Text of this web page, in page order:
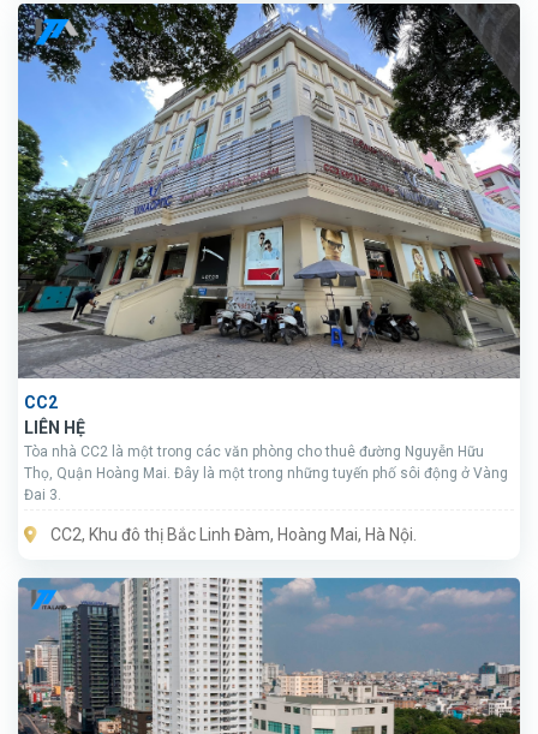
CC2
LIÊN HỆ
Tòa nhà CC2 là một trong các văn phòng cho thuê đường Nguyễn Hữu
Thọ, Quận Hoàng Mai. Đây là một trong những tuyến phố sôi động ở Vàng
Đai 3.
CC2, Khu đô thị Bắc Linh Đàm, Hoàng Mai, Hà Nội.